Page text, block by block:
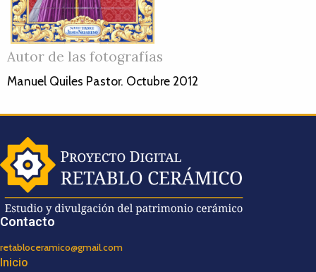
Autor de las fotografías
Manuel Quiles Pastor. Octubre 2012
Contacto
retabloceramico@gmail.com
Inicio